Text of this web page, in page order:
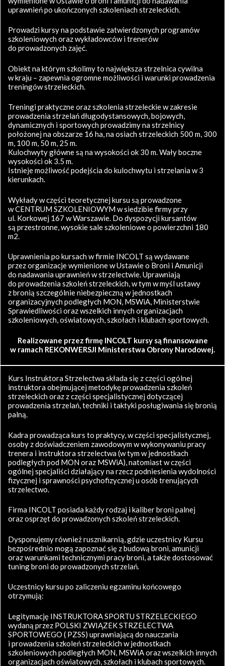
uprawnień po ukończonych szkoleniach strzeleckich.
Prowadzi kursy na podstawie zatwierdzonych programów
szkoleniowych oraz wykładowców i trenerów
do prowadzonych zajęć.
Obiekt na którym szkolimy to największa strzelnica cywilna
w kraju – zapewnia ogromne możliwości i warunki prowadzenia
treningów strzeleckich.
Treningi praktyczne oraz szkolenia strzeleckie w zakresie
prowadzenia strzelań długodystansowych, bojowych,
dynamicznych i sportowych prowadzimy na strzelnicy
położonej na obszarze 16 ha, na osiach strzeleckich 500 m, 300
m, 100 m, 50 m, 25 m.
Kulochwyty główne są na wysokości ok 30 m. Wały boczne
wysokości ok 3.5 m.
Istnieje możliwość podejścia do kulochwytu i strzelania w 3
kierunkach.
Wykłady w części teoretycznej kursu są prowadzone
w CENTRUM SZKOLENIOWYM w siedzibie firmy przy
ul. Korkowej 167 w Warszawie. Do dyspozycji kursantów
są przestronne, wysokie sale szkoleniowe o powierzchni 180
m2.
Uprawnienia po kursach w firmie INCOLT są wydawane
przez organizacje wymienione w Ustawie o Broni i Amunicji
do nadawania uprawnień w strzelectwie. Uprawniają
do prowadzenia szkoleń strzeleckich, w tym w myśl ustawy
z bronią szczególnie niebezpieczną w jednostkach
organizacyjnych podległych MON, MSWiA, Ministerstwie
Sprawiedliwości oraz wszelkich innych organizacjach
szkoleniowych, oświatowych, szkołach i klubach sportowych.
Realizowane przez firmę INCOLT kursy są finansowane
w ramach REKONWERSJI Ministerstwa Obrony Narodowej.
Kurs Instruktora Strzelectwa składa się z części ogólnej
instruktora obejmującej metodykę prowadzenia szkoleń
strzeleckich oraz z części specjalistycznej dotyczącej
prowadzenia strzelań, techniki i taktyki posługiwania się bronią
palną.
Kadra prowadząca kurs to praktycy, w części specjalistycznej,
osoby z doświadczeniem zawodowym w wykonywaniu pracy
trenera i instruktora strzelectwa (w tym w jednostkach
podległych pod MON oraz MSWiA), natomiast w części
ogólnej specjaliści działający na rzecz podniesienia wydolności
fizycznej i sprawności psychofizycznej u osób trenujących
strzelectwo.
Firma INCOLT posiada każdy rodzaj i kaliber broni palnej
oraz osprzęt do prowadzonych szkoleń strzeleckich.
Dysponujemy również rusznikarnią, gdzie uczestnicy Kursu
bezpośrednio mogą zapoznać się z budową broni, amunicji
oraz warunkami technicznymi pracy broni, a także dostosować
tuning broni do prowadzonych strzelań.
Uczestnicy kursu po zaliczeniu egzaminu końcowego
otrzymują:
Legitymację INSTRUKTORA SPORTU STRZELECKIEGO
wydaną przez POLSKI ZWIĄZEK STRZELECTWA
SPORTOWEGO ( PZSS) uprawniającą do nauczania
i prowadzenia szkoleń strzeleckich w jednostkach
szkoleniowych podległych MON, MSWiA oraz wszelkich innych
organizacjach oświatowych, szkołach i klubach sportowych.